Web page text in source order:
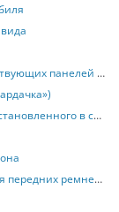
Снятие и установка лицевой панели, сопутствующих панелей и поперечины
Снятие и установка зеркала заднего вида, установленного в салоне автомобиля
Основные сведения о механизме натяжения передних ремней безопасности